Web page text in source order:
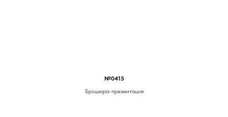
№0415
Брошюра-презентация